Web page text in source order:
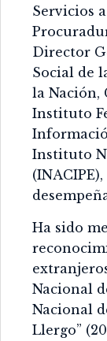
Servicios
Director
Social de
la Nación,
Instituto
Instituto
Ha sido
Nacional
Nacional
Llergo”